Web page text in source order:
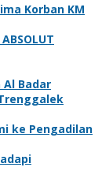
Korban KM
Al Badar
ke Pengadilan